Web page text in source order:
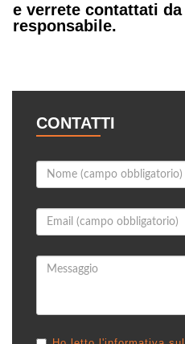
e verrete contattati
responsabile.
CONTATTI